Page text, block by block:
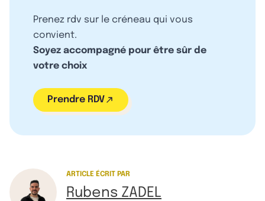
Prenez rdv sur le créneau qui vous
convient.
Soyez accompagné pour être sûr de
votre choix
Prendre RDV
ARTICLE ÉCRIT PAR
Rubens ZADEL